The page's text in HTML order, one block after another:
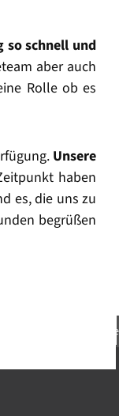
so schnell und
aber auch
Rolle ob es
Unsere
haben
es, die uns zu
begrüßen
support@h4g-gmbh.de